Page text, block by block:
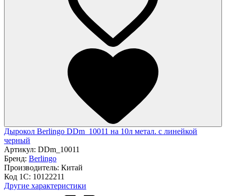
Дырокол Berlingo DDm_10011 на 10л метал. с линейкой
черный
Артикул: DDm_10011
Бренд: Berlingo
Производитель: Китай
Код 1С: 10122211
Другие характеристики